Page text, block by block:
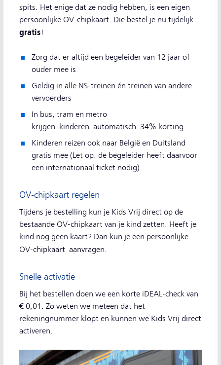
spits. Het enige dat ze nodig hebben, is een eigen
persoonlijke OV-chipkaart. Die bestel je nu tijdelijk
gratis!
Zorg dat er altijd een begeleider van 12 jaar of
ouder mee is
Geldig in alle NS-treinen én treinen van andere
vervoerders
In bus, tram en metro
krijgen kinderen automatisch 34% korting
Kinderen reizen ook naar België en Duitsland
gratis mee (Let op: de begeleider heeft daarvoor
een internationaal ticket nodig)
OV-chipkaart regelen
Tijdens je bestelling kun je Kids Vrij direct op de
bestaande OV-chipkaart van je kind zetten. Heeft je
kind nog geen kaart? Dan kun je een persoonlijke
OV-chipkaart aanvragen.
Snelle activatie
Bij het bestellen doen we een korte iDEAL-check van
€ 0,01. Zo weten we meteen dat het
rekeningnummer klopt en kunnen we Kids Vrij direct
activeren.